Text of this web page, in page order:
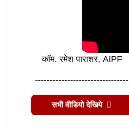
कॉम. रमेश पाराशर, AIPF
--------------------------------
सभी वीडियो देखिये